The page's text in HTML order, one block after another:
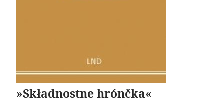
»Składnostne hrónčka«